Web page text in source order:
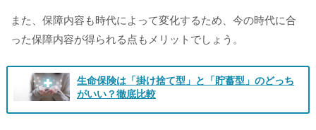
また、保障内容も時代によって変化するため、今の時代に合
った保障内容が得られる点もメリットでしょう。
生命保険は「掛け捨て型」と「貯蓄型」のどっち
がいい？徹底比較